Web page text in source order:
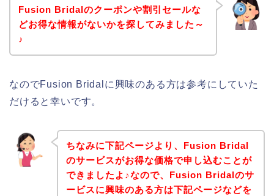
Fusion Bridalのクーポンや割引セールな
どお得な情報がないかを探してみました～
♪
なのでFusion Bridalに興味のある方は参考にしていた
だけると幸いです。
ちなみに下記ページより、Fusion Bridal
のサービスがお得な価格で申し込むことが
できましたよ♪なので、Fusion Bridalのサ
ービスに興味のある方は下記ページなどを